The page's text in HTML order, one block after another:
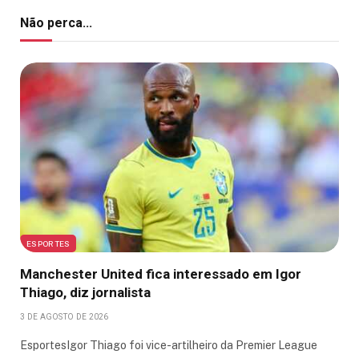
Não perca...
ESPORTES
Manchester United fica interessado em Igor
Thiago, diz jornalista
3 DE AGOSTO DE 2026
EsportesIgor Thiago foi vice-artilheiro da Premier League